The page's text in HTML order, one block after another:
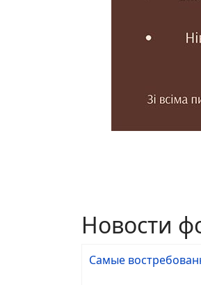
Новости
Самые